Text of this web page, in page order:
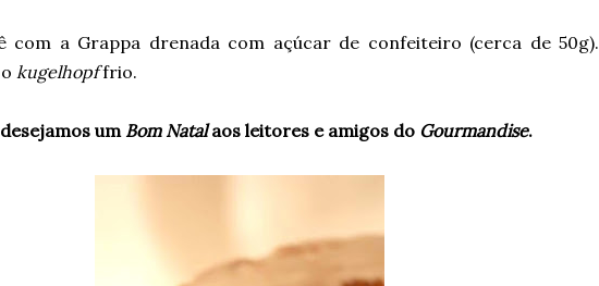
com a Grappa drenada com açúcar de confeiteiro (cerca de 50g).
kugelhopffrio.
umBom Natalaos leitores e amigos do Gourmandise.